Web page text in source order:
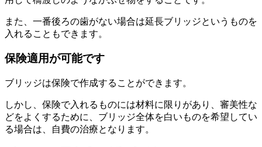
また、一番後ろの歯がない場合は延長ブリッジというものを
入れることもできます。
保険適用が可能です
ブリッジは保険で作成することができます。
しかし、保険で入れるものには材料に限りがあり、審美性な
どをよくするために、ブリッジ全体を白いものを希望してい
る場合は、自費の治療となります。